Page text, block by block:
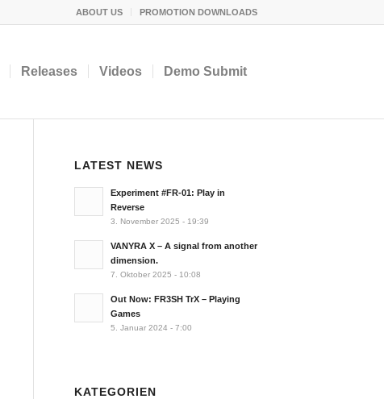
ABOUT US PROMOTION DOWNLOADS
Releases Videos Demo Submit
LATEST NEWS
Experiment #FR-01: Play in
Reverse
3. November 2025 - 19:39
VANYRA X – A signal from another
dimension.
7. Oktober 2025 - 10:08
Out Now: FR3SH TrX – Playing
Games
5. Januar 2024 - 7:00
KATEGORIEN